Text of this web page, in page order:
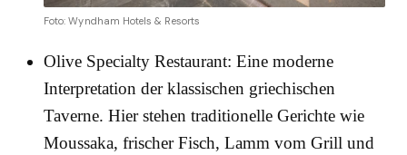
Foto: Wyndham Hotels & Resorts
Olive Specialty Restaurant: Eine moderne
Interpretation der klassischen griechischen
Taverne. Hier stehen traditionelle Gerichte wie
Moussaka, frischer Fisch, Lamm vom Grill und